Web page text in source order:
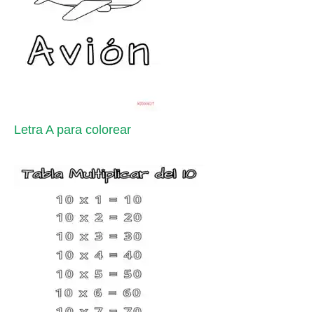
Letra A para colorear